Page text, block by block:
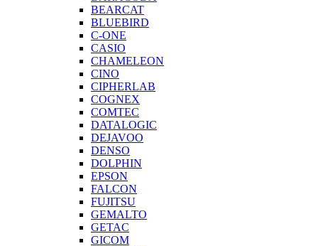
BEARCAT
BLUEBIRD
C-ONE
CASIO
CHAMELEON
CINO
CIPHERLAB
COGNEX
COMTEC
DATALOGIC
DEJAVOO
DENSO
DOLPHIN
EPSON
FALCON
FUJITSU
GEMALTO
GETAC
GICOM